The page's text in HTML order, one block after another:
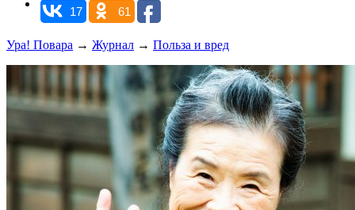
17
61
Ура! Повара → Журнал → Польза и вред